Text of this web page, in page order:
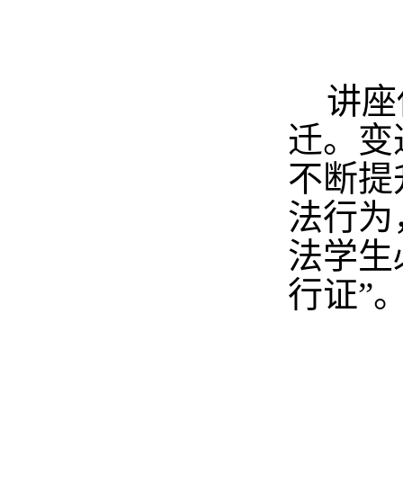
讲
迁。
不断
法行
法学生
行证”